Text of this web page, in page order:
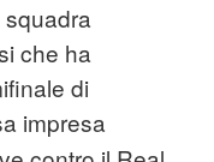
che ha
di
impresa